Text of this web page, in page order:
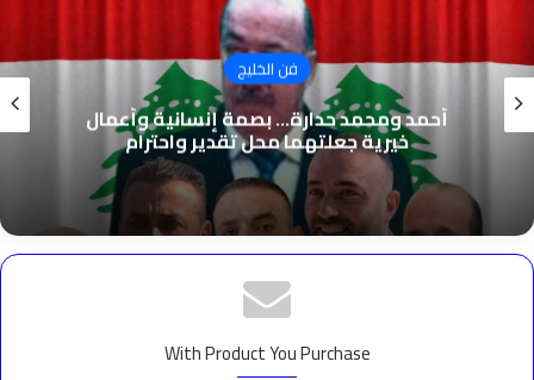
فن الخليج
أحمد ومحمد حدارة… بصمة إنسانية وأعمال
خيرية جعلتهما محل تقدير واحترام
With Product You Purchase